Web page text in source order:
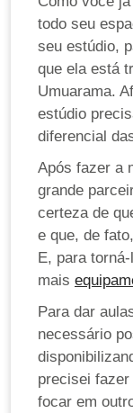
todo seu
seu estúdio,
que ela está
Umuarama.
estúdio
diferencial
Após fazer a
grande
certeza de
e que, de
E, para
mais
Para dar
necessário
precisei
focar em